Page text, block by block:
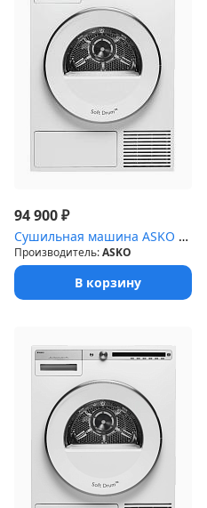
94 900₽
Сушильная машина ASKO T208C.W
Производитель:ASKO
В корзину